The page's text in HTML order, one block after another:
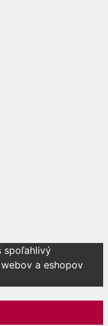
spoľahlivý
a eshopov